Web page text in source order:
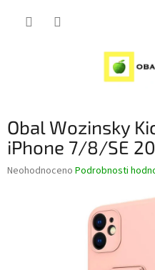
Obal Wozinsky
iPhone 7/8/SE
Průměrné
Neohodnoceno Podrobnosti